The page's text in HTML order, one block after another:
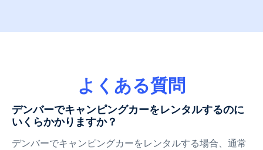
よくある質問
デンバーでキャンピングカーをレンタルするのに
いくらかかりますか？
デンバーでキャンピングカーをレンタルする場合、通常